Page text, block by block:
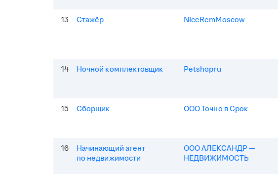
13 Стажёр NiceRemMoscow
14 Ночной комплектовщик Petshopru
15 Сборщик ООО Точно в Срок
16
Начинающий агент
по недвижимости
ООО АЛЕКСАНДР —
НЕДВИЖИМОСТЬ